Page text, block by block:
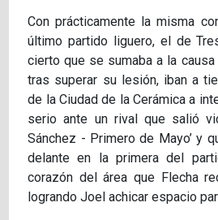
Con prácticamente la misma
último partido liguero, el de
cierto que se sumaba a la
tras superar su lesión, iban a
de la Ciudad de la Cerámica a
serio ante un rival que salió
Sánchez - Primero de Mayo’ y
delante en la primera del
corazón del área que Flecha
logrando Joel achicar espacio